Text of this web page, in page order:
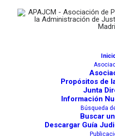
Propósitos de
Junta
Información
Búsqueda
Buscar
Descargar Guía